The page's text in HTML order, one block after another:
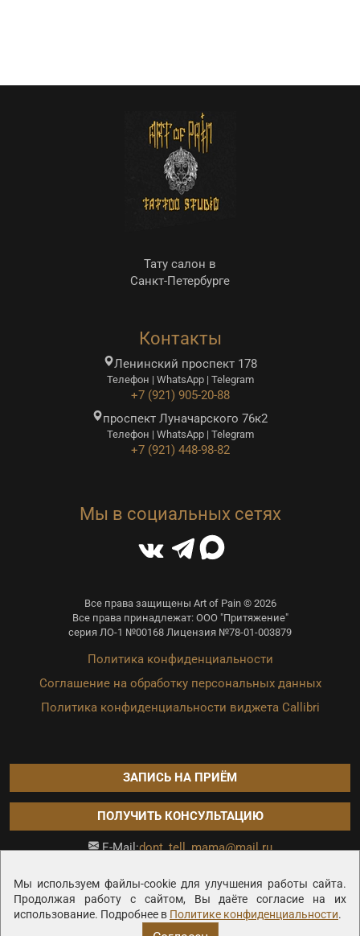
Мы используем файлы-cookie для улучшения работы сайта.
Продолжая работу с сайтом, Вы даёте согласие на их
использование. Подробнее в Политике конфиденциальности.
Тату салон в
Санкт-Петербурге
Контакты
Ленинский проспект 178
Телефон | WhatsApp | Telegram
+7 (921) 905-20-88
проспект Луначарского 76к2
Телефон | WhatsApp | Telegram
+7 (921) 448-98-82
Мы в социальных сетях
Все права защищены Art of Pain © 2026
Все права принадлежат: ООО "Притяжение"
серия ЛО-1 №00168 Лицензия №78-01-003879
Политика конфиденциальности
Соглашение на обработку персональных данных
Политика конфиденциальности виджета Callibri
ЗАПИСЬ НА ПРИЁМ
ПОЛУЧИТЬ КОНСУЛЬТАЦИЮ
E-Mail:dont_tell_mama@mail.ru